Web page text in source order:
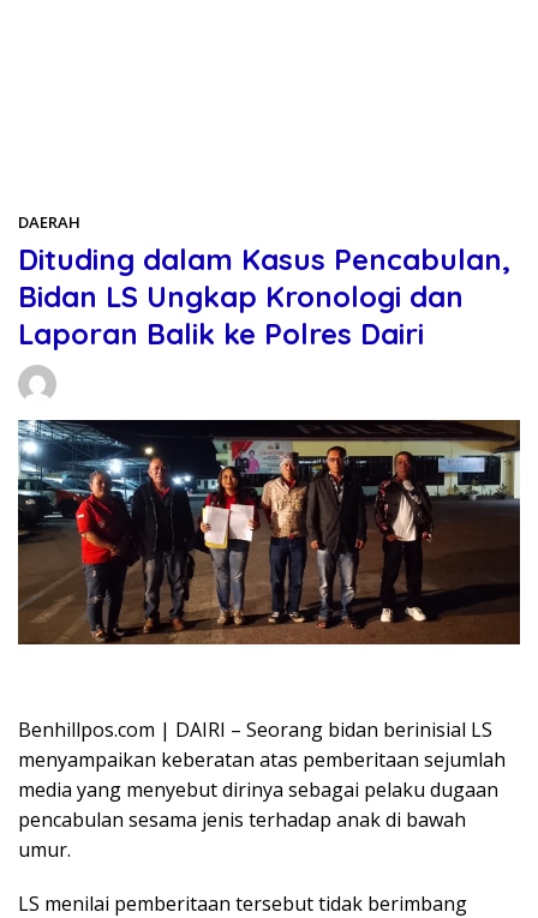
DAERAH
Dituding dalam Kasus Pencabulan,
Bidan LS Ungkap Kronologi dan
Laporan Balik ke Polres Dairi
Benhillpos.com | DAIRI – Seorang bidan berinisial LS
menyampaikan keberatan atas pemberitaan sejumlah
media yang menyebut dirinya sebagai pelaku dugaan
pencabulan sesama jenis terhadap anak di bawah
umur.
LS menilai pemberitaan tersebut tidak berimbang